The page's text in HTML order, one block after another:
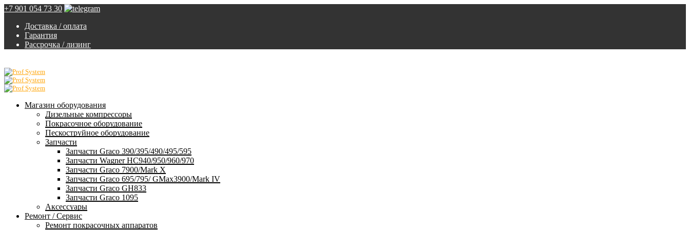
+7 901 054 73 30
Доставка / оплата
Гарантия
Рассрочка / лизинг
Магазин оборудования
Дизельные компрессоры
Покрасочное оборудование
Пескоструйное оборудование
Запчасти
Запчасти Graco 390/395/490/495/595
Запчасти Wagner HC940/950/960/970
Запчасти Graco 7900/Mark X
Запчасти Graco 695/795/ GMax3900/Mark IV
Запчасти Graco GH833
Запчасти Graco 1095
Аксессуары
Ремонт / Сервис
Ремонт покрасочных аппаратов